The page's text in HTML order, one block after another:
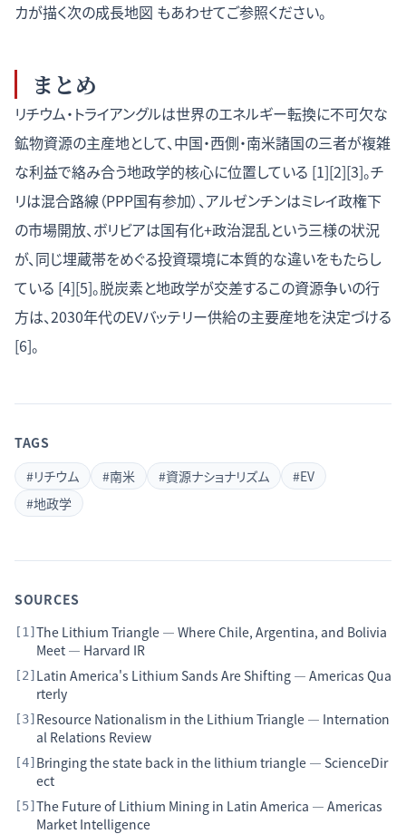
カが描く次の成長地図 もあわせてご参照ください。
まとめ
リチウム・トライアングルは世界のエネルギー転換に不可欠な
鉱物資源の主産地として、中国・西側・南米諸国の三者が複雑
な利益で絡み合う地政学的核心に位置している [1][2][3]。チ
リは混合路線（PPP国有参加）、アルゼンチンはミレイ政権下
の市場開放、ボリビアは国有化+政治混乱という三様の状況
が、同じ埋蔵帯をめぐる投資環境に本質的な違いをもたらし
ている [4][5]。脱炭素と地政学が交差するこの資源争いの行
方は、2030年代のEVバッテリー供給の主要産地を決定づける
[6]。
TAGS
#リチウム #南米 #資源ナショナリズム #EV
#地政学
SOURCES
[1 ] The Lithium Triangle — Where Chile, Argentina, and Bolivia
Meet — Harvard IR
[2] Latin America's Lithium Sands Are Shifting — Americas Qua
rterly
[3] Resource Nationalism in the Lithium Triangle — Internation
al Relations Review
[4] Bringing the state back in the lithium triangle — ScienceDir
ect
[5] The Future of Lithium Mining in Latin America — Americas
Market Intelligence